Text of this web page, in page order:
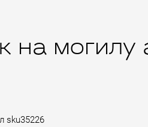
на могилу
sku35226